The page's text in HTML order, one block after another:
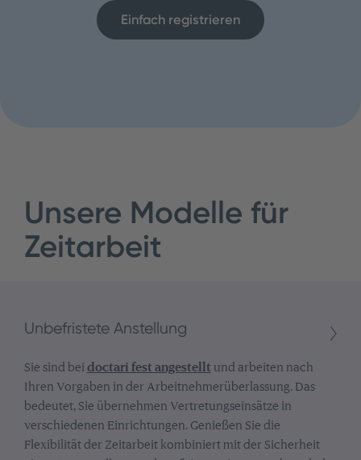
Einfach registrieren
Unsere Modelle für
Zeitarbeit
Unbefristete Anstellung
Sie sind bei doctari fest angestellt und arbeiten nach
Ihren Vorgaben in der Arbeitnehmerüberlassung. Das
bedeutet, Sie übernehmen Vertretungseinsätze in
verschiedenen Einrichtungen. Genießen Sie die
Flexibilität der Zeitarbeit kombiniert mit der Sicherheit